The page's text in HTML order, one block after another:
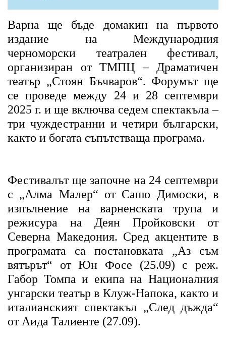
Варна ще бъде домакин на първото
издание на Международния
черноморски театрален фестивал,
организиран от ТМПЦ – Драматичен
театър „Стоян Бъчваров“. Форумът ще
се проведе между 24 и 28 септември
2025 г. и ще включва седем спектакъла –
три чуждестранни и четири български,
както и богата съпътстваща програма.
Фестивалът ще започне на 24 септември
с „Алма Малер“ от Сашо Димоски, в
изпълнение на варненската трупа и
режисура на Деян Пройковски от
Северна Македония. Сред акцентите в
програмата са постановката „Аз съм
вятърът“ от Юн Фосе (25.09) с реж.
Габор Томпа и екипа на Националния
унгарски театър в Клуж-Напока, както и
италианският спектакъл „След дъжда“
от Аида Талиенте (27.09).